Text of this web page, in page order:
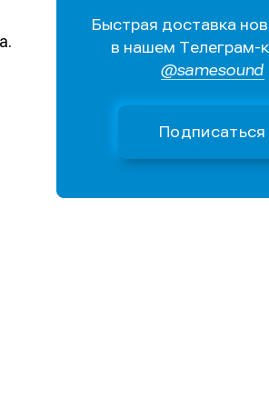
Быстрая доставка
в нашем Телеграм-
@samesound
Подписаться